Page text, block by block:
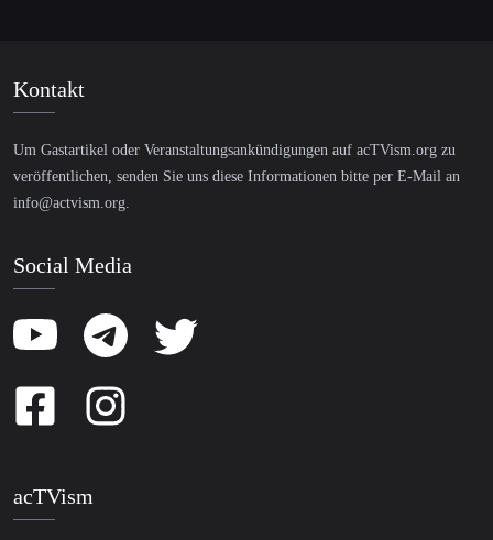
Kontakt
Um Gastartikel oder Veranstaltungsankündigungen auf acTVism.org zu
veröffentlichen, senden Sie uns diese Informationen bitte per E-Mail an
info@actvism.org.
Social Media
acTVism